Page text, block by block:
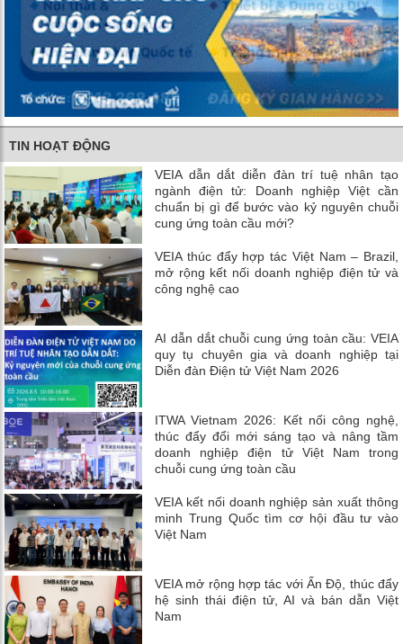
TIN HOẠT ĐỘNG
VEIA dẫn dắt diễn đàn trí tuệ nhân tạo
ngành điện tử: Doanh nghiệp Việt cần
chuẩn bị gì để bước vào kỷ nguyên chuỗi
cung ứng toàn cầu mới?
VEIA thúc đẩy hợp tác Việt Nam – Brazil,
mở rộng kết nối doanh nghiệp điện tử và
công nghệ cao
AI dẫn dắt chuỗi cung ứng toàn cầu: VEIA
quy tụ chuyên gia và doanh nghiệp tại
Diễn đàn Điện tử Việt Nam 2026
ITWA Vietnam 2026: Kết nối công nghệ,
thúc đẩy đổi mới sáng tạo và nâng tầm
doanh nghiệp điện tử Việt Nam trong
chuỗi cung ứng toàn cầu
VEIA kết nối doanh nghiệp sản xuất thông
minh Trung Quốc tìm cơ hội đầu tư vào
Việt Nam
VEIA mở rộng hợp tác với Ấn Độ, thúc đẩy
hệ sinh thái điện tử, AI và bán dẫn Việt
Nam